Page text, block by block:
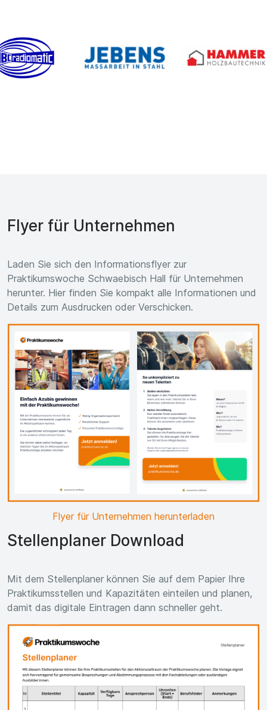
Flyer für Unternehmen
Laden Sie sich den Informationsflyer zur
Praktikumswoche Schwaebisch Hall für Unternehmen
herunter. Hier finden Sie kompakt alle Informationen und
Details zum Ausdrucken oder Verschicken.
Flyer für Unternehmen herunterladen
Stellenplaner Download
Mit dem Stellenplaner können Sie auf dem Papier Ihre
Praktikumsstellen und Kapazitäten einteilen und planen,
damit das digitale Eintragen dann schneller geht.